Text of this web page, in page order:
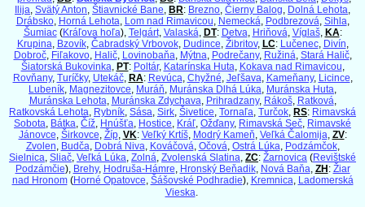
Ilija Svätý Anton Štiavnické Bane BR: Brezno Čierny Balog Dolná Lehota
Drábsko, Horná Lehota Lom nad Rimavicou Nemecká Podbrezová Sihla
Šumiac(Kráľova hoľa), Telgárt, Valaská DT: Detva Hriňová Víglaš, KA:
Krupina Bzovík, Čabradský Vrbovok, Dudince Žibritov, LC: Lučenec, Divín
Dobroč, Fiľakovo, Halič, Lovinobaňa Mýtna Podrečany, Ružiná Stará Halič,
Šiatorská Bukovinka PT: Poltár, Katarínska Huta Kokava nad Rimavicou
Rovňany, Turíčky, Utekáč, RA: Revúca Chyžné Jeľšava Kameňany, Licince
Lubeník Magnezitovce Muráň Muránska Dlhá Lúka Muránska Huta
Muránska Lehota Muránska Zdychava Prihradzany, Rákoš, Ratková
Ratkovská Lehota Rybník Sása Sirk Šivetice Tornaľa Turčok RS: Rimavská
Sobota Bátka Číž Hnúšťa Hostice Kráľ Ožďany, Rimavská Seč Rimavské
Jánovce Širkovce Žíp, VK: Veľký Krtíš, Modrý Kameň Veľká Čalomija ZV:
Zvolen Budča Dobrá Niva Kováčová Očová Ostrá Lúka Podzámčok,
Sielnica Sliač Veľká Lúka Zolná Zvolenská Slatina ZC: Žarnovica (Revištské
Podzámčie), Brehy, Hodruša-Hámre Hronský Beňadik, Nová Baňa ZH: Žiar
nad Hronom(Horné Opatovce Šášovské Podhradie), Kremnica Ladomerská
Vieska